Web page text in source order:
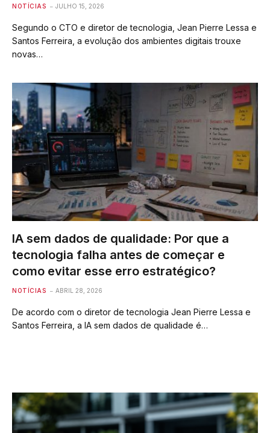
NOTÍCIAS JULHO 15, 2026
Segundo o CTO e diretor de tecnologia, Jean Pierre Lessa e
Santos Ferreira, a evolução dos ambientes digitais trouxe
novas…
IA sem dados de qualidade: Por que a
tecnologia falha antes de começar e
como evitar esse erro estratégico?
NOTÍCIAS ABRIL 28, 2026
De acordo com o diretor de tecnologia Jean Pierre Lessa e
Santos Ferreira, a IA sem dados de qualidade é…